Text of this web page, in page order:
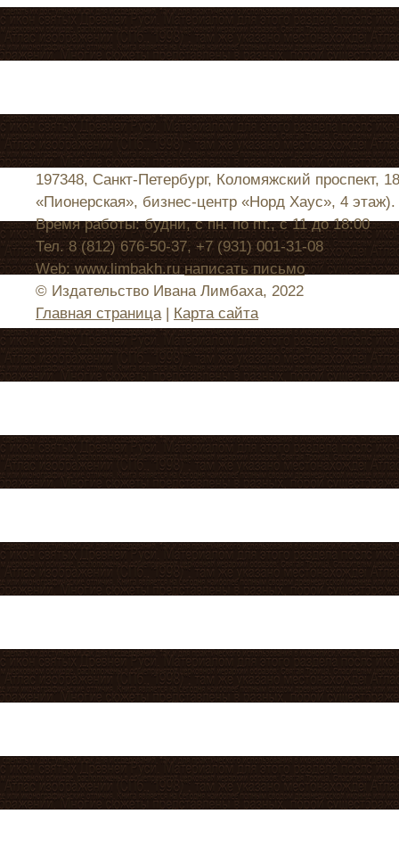
197348, Санкт-Петербург, Коломяжский
«Пионерская», бизнес-центр «Норд Хаус», 4 этаж).
Время работы: будни, с пн. по пт., с 11 до 18:00
Тел. 8 (812) 676-50-37, +7 (931) 001-31-08
Web: www.limbakh.ruнаписать письмо
© Издательство Ивана Лимбаха, 2022
Главная страница| Карта сайта